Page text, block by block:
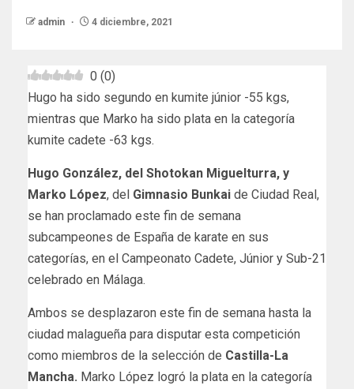
admin 4 diciembre, 2021
0 (0)
Hugo ha sido segundo en kumite júnior -55 kgs,
mientras que Marko ha sido plata en la categoría
kumite cadete -63 kgs.
Hugo González, del Shotokan Miguelturra, y
Marko López, del Gimnasio Bunkai de Ciudad Real,
se han proclamado este fin de semana
subcampeones de España de karate en sus
categorías, en el Campeonato Cadete, Júnior y Sub-21
celebrado en Málaga.
Ambos se desplazaron este fin de semana hasta la
ciudad malagueña para disputar esta competición
como miembros de la selección de Castilla-La
Mancha. Marko López logró la plata en la categoría